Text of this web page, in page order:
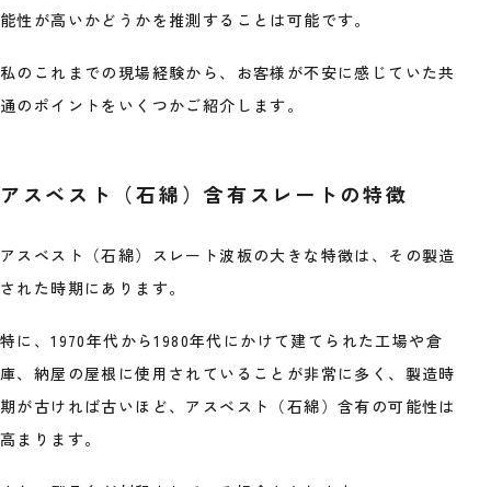
能性が高いかどうかを推測することは可能です。
私のこれまでの現場経験から、お客様が不安に感じていた共
通のポイントをいくつかご紹介します。
アスベスト（石綿）含有スレートの特徴
アスベスト（石綿）スレート波板の大きな特徴は、その製造
された時期にあります。
特に、1970年代から1980年代にかけて建てられた工場や倉
庫、納屋の屋根に使用されていることが非常に多く、製造時
期が古ければ古いほど、アスベスト（石綿）含有の可能性は
高まります。